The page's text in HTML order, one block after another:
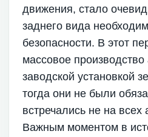
движения, стало
заднего вида
безопасности. В этот
массовое
заводской установкой
тогда они не были
встречались не на всех
Важным моментом в